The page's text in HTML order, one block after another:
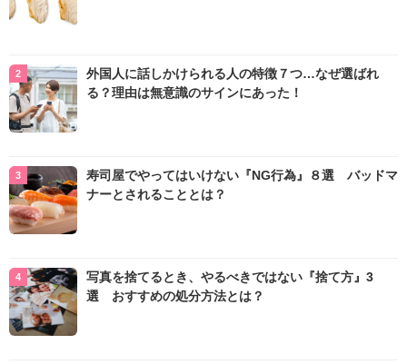
外国人に話しかけられる人の特徴７つ…なぜ選ばれ
る？理由は無意識のサインにあった！
寿司屋でやってはいけない『NG行為』８選 バッドマ
ナーとされることとは？
写真を捨てるとき、やるべきではない『捨て方』3
選 おすすめの処分方法とは？